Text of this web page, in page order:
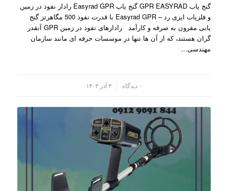
گنج یاب GPR EASYRAD گنج یاب Easyrad GPR رادار نفوذ در زمین
و فلزیاب ایزی رد – Easyrad GPR با قدرت نفوذ 500 مگاهرتز گنج
یابی مقرون به صرفه و کارآمد رادارهای نفوذ در زمین GPR آنقدر
گران هستند، که از آن ها تنها در موسسات حرفه ای مانند سازمان
مهندسی…
۰ دیدگاه ۳ آذر ۱۴۰۳